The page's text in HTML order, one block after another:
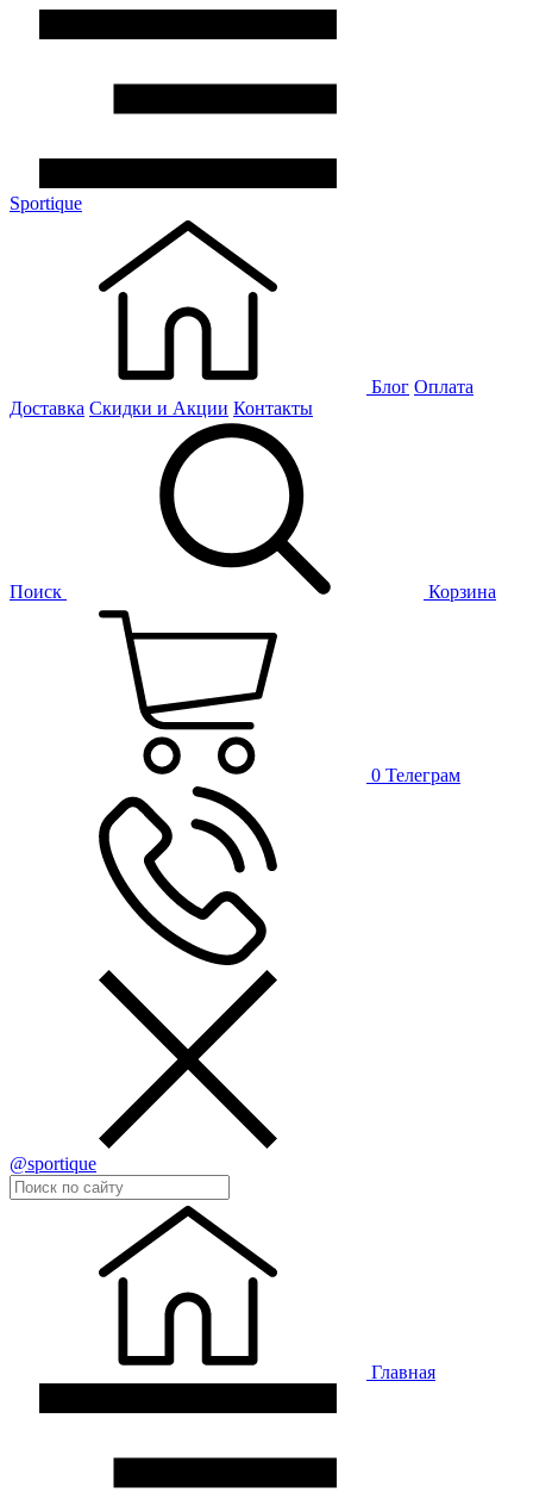
Sportique
Блог Оплата
Доставка Скидки и Акции Контакты
Поиск Корзина
0 Телеграм
@sportique
Главная